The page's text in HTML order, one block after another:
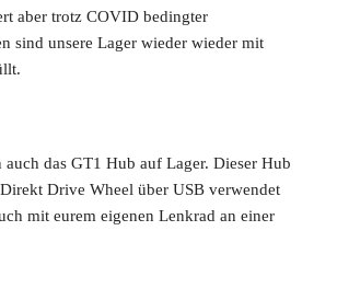
aber trotz COVID bedingter
sind unsere Lager wieder wieder mit
das GT1 Hub auf Lager. Dieser Hub
Drive Wheel über USB verwendet
mit eurem eigenen Lenkrad an einer